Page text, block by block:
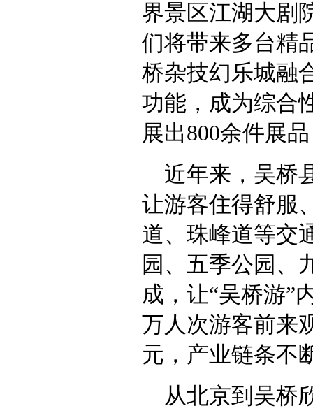
界景区江湖大剧
们将带来多台精
桥杂技幻乐城融
功能，成为综合
展出800余件展
近年来，吴桥
让游客住得舒服
道、珠峰道等交
园、五季公园、
成，让“吴桥游”
万人次游客前来
元，产业链条不
从北京到吴桥